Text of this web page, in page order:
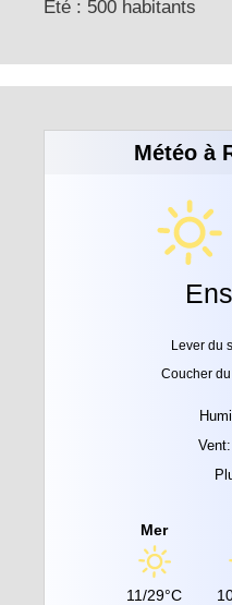
Eté : 500 habitants
Météo à
Lever du
Coucher
Mer
11/29°C